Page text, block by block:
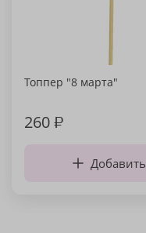
Топпер "8 марта"
260₽
Добавить